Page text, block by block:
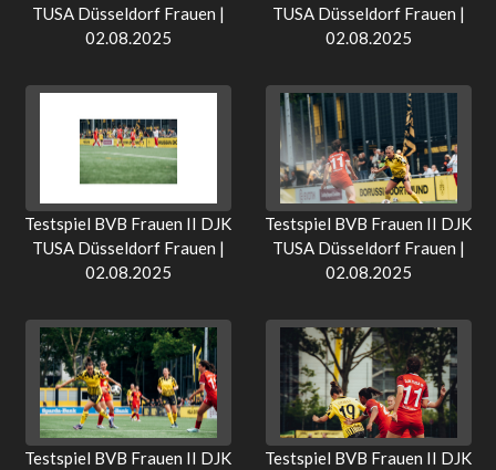
TUSA Düsseldorf Frauen |
02.08.2025
TUSA Düsseldorf Frauen |
02.08.2025
Testspiel BVB Frauen II DJK
TUSA Düsseldorf Frauen |
02.08.2025
Testspiel BVB Frauen II DJK
TUSA Düsseldorf Frauen |
02.08.2025
Testspiel BVB Frauen II DJK
Testspiel BVB Frauen II DJK